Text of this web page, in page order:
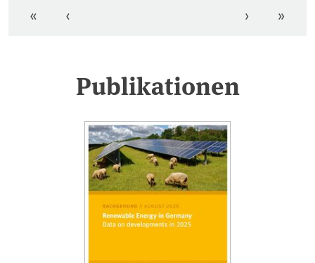
Erste Seite
« Vorherige Seite
‹ Nächste
› »
Publikationen